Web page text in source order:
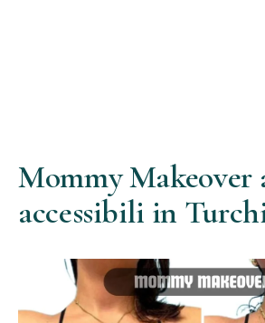
Mommy Makeover
accessibili in